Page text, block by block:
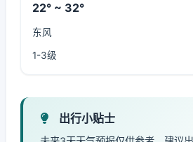
22° ~ 32°
东风
1-3级
出行小贴士